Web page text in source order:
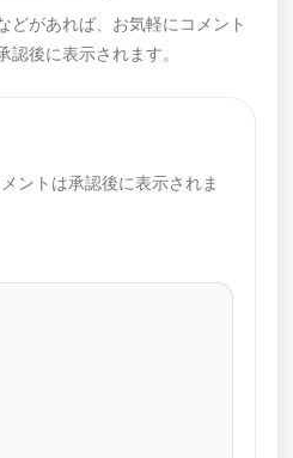
どがあれば、お気軽にコメント
後に表示されます。
ントは承認後に表示されま